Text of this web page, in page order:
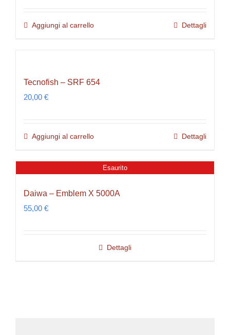
Aggiungi al carrello Dettagli
Tecnofish – SRF 654
20,00 €
Aggiungi al carrello Dettagli
Esaurito
Daiwa – Emblem X 5000A
55,00 €
Dettagli